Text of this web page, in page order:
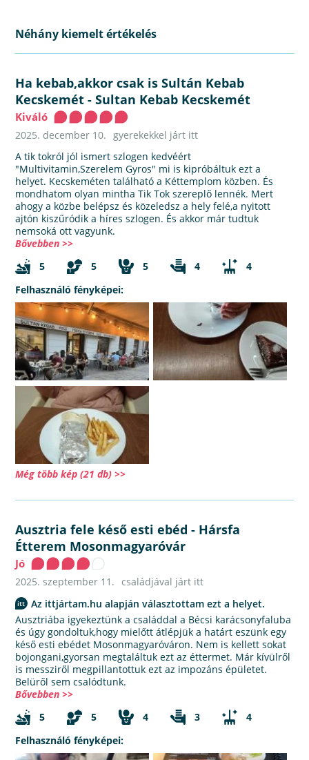
Néhány kiemelt értékelés
Ha kebab,akkor csak is Sultán Kebab
Kecskemét- Sultan Kebab Kecskemét
Kiváló
2025. december 10. gyerekekkel járt itt
A tik tokról jól ismert szlogen kedvéért
"Multivitamin,Szerelem Gyros" mi is kipróbáltuk ezt a
helyet. Kecskeméten található a Kéttemplom közben. És
mondhatom olyan mintha Tik Tok szereplő lennék. Mert
ahogy a közbe belépsz és közeledsz a hely felé,a nyitott
ajtón kiszűródik a híres szlogen. És akkor már tudtuk
nemsoká ott vagyunk.
Bővebben >>
5
5 5 4
4
Felhasználó fényképei:
Még több kép (21 db) >>
Ausztria fele késő esti ebéd - Hársfa
Étterem Mosonmagyaróvár
Jó
2025. szeptember 11.
családjával járt itt
Az ittjártam.hu alapján választottam ezt a helyet.
Ausztriába igyekeztünk a családdal a Bécsi karácsonyfaluba
és úgy gondoltuk,hogy mielőtt átlépjük a határt eszünk egy
késő esti ebédet Mosonmagyaróváron. Nem is kellett sokat
bojongani,gyorsan megtaláltuk ezt az éttermet. Már kívülről
is messziről megpillantottuk ezt az impozáns épületet.
Belüről sem csalódtunk.
Bővebben >>
5
5 4 3
4
Felhasználó fényképei: